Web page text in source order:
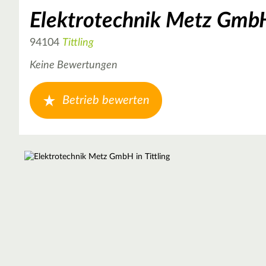
Elektrotechnik Metz
94104 Tittling
Keine Bewertungen
Betrieb bewerten